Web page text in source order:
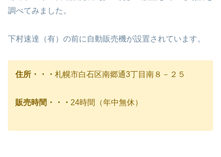
調べてみました。
下村速達（有）の前に自動販売機が設置されています。
住所・・・ 札幌市白石区南郷通3丁目南８－２５
販売時間・・・ 24時間（年中無休）